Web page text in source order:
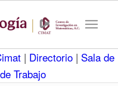
| Directorio | Sala de
Trabajo